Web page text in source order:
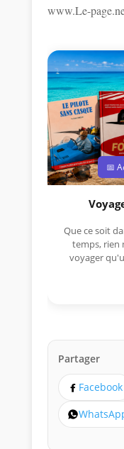
www.Le-
📅
Que ce soit
temps, rien
voyager
Partager
Facebook